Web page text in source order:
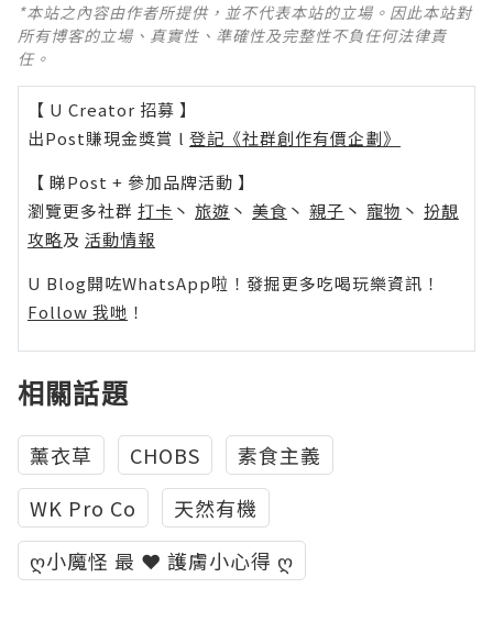
*本站之內容由作者所提供，並不代表本站的立場。因此本站對
所有博客的立場、真實性、準確性及完整性不負任何法律責
任。
【 U Creator 招募 】
出Post賺現金獎賞 l 登記《社群創作有價企劃》
【 睇Post + 參加品牌活動 】
瀏覽更多社群 打卡 丶 旅遊 丶 美食 丶 親子 丶 寵物 丶 扮靚
攻略及 活動情報
U Blog開咗WhatsApp啦！發掘更多吃喝玩樂資訊！
Follow 我哋 ！
相關話題
薰衣草 CHOBS
素食主義
WK Pro Co
天然有機
ღ小魔怪 最 ❤ 護膚小心得 ღ